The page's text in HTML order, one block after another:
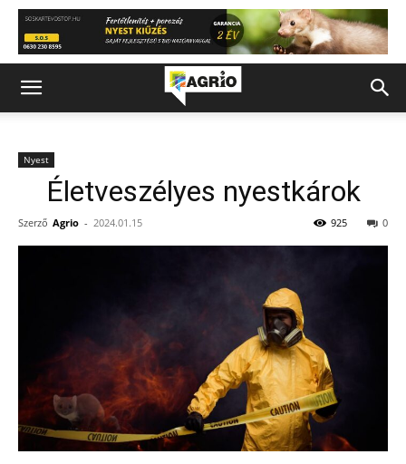
Nyest
Életveszélyes nyestkárok
Szerző Agrio - 2024.01.15 0
925